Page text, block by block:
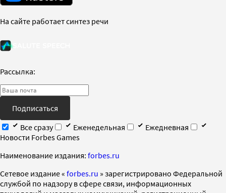
На сайте работает синтез речи
Рассылка:
Подписаться
Все сразу
Еженедельная
Ежедневная
Новости Forbes Games
Наименование издания: forbes.ru
Cетевое издание « forbes.ru » зарегистрировано Федеральной
службой по надзору в сфере связи, информационных